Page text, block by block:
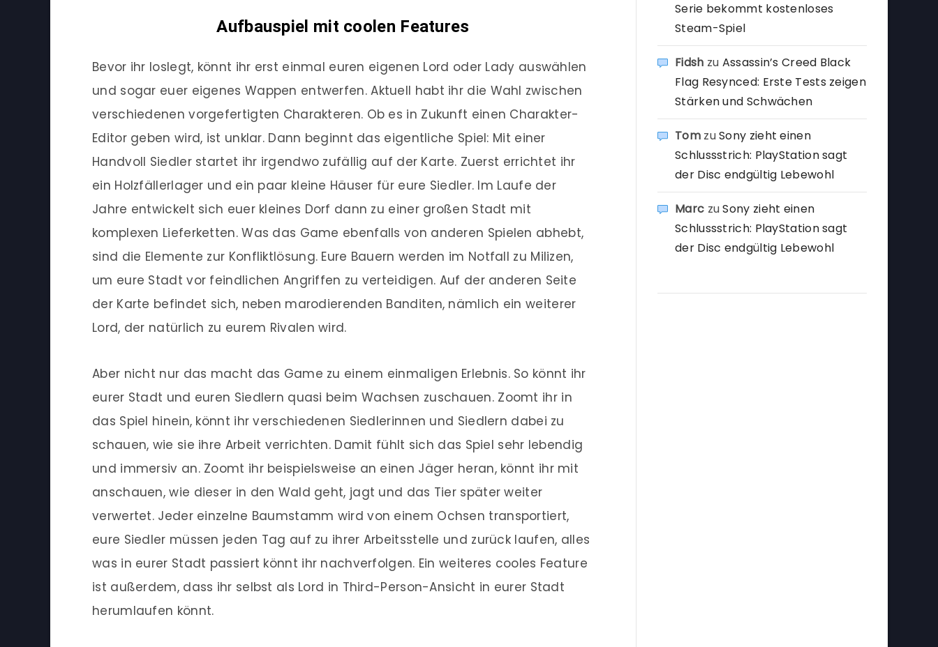
Aufbauspiel mit coolen Features
Bevor ihr loslegt, könnt ihr erst einmal euren eigenen Lord oder Lady auswählen
und sogar euer eigenes Wappen entwerfen. Aktuell habt ihr die Wahl zwischen
verschiedenen vorgefertigten Charakteren. Ob es in Zukunft einen Charakter-
Editor geben wird, ist unklar. Dann beginnt das eigentliche Spiel: Mit einer
Handvoll Siedler startet ihr irgendwo zufällig auf der Karte. Zuerst errichtet ihr
ein Holzfällerlager und ein paar kleine Häuser für eure Siedler. Im Laufe der
Jahre entwickelt sich euer kleines Dorf dann zu einer großen Stadt mit
komplexen Lieferketten. Was das Game ebenfalls von anderen Spielen abhebt,
sind die Elemente zur Konfliktlösung. Eure Bauern werden im Notfall zu Milizen,
um eure Stadt vor feindlichen Angriffen zu verteidigen. Auf der anderen Seite
der Karte befindet sich, neben marodierenden Banditen, nämlich ein weiterer
Lord, der natürlich zu eurem Rivalen wird.
Aber nicht nur das macht das Game zu einem einmaligen Erlebnis. So könnt ihr
eurer Stadt und euren Siedlern quasi beim Wachsen zuschauen. Zoomt ihr in
das Spiel hinein, könnt ihr verschiedenen Siedlerinnen und Siedlern dabei zu
schauen, wie sie ihre Arbeit verrichten. Damit fühlt sich das Spiel sehr lebendig
und immersiv an. Zoomt ihr beispielsweise an einen Jäger heran, könnt ihr mit
anschauen, wie dieser in den Wald geht, jagt und das Tier später weiter
verwertet. Jeder einzelne Baumstamm wird von einem Ochsen transportiert,
eure Siedler müssen jeden Tag auf zu ihrer Arbeitsstelle und zurück laufen, alles
was in eurer Stadt passiert könnt ihr nachverfolgen. Ein weiteres cooles Feature
ist außerdem, dass ihr selbst als Lord in Third-Person-Ansicht in eurer Stadt
herumlaufen könnt.
Serie bekommt kostenloses
Steam-Spiel
Fidsh zu Assassin’s Creed Black
Flag Resynced: Erste Tests zeigen
Stärken und Schwächen
TomzuSony zieht einen
Schlussstrich: PlayStation sagt
der Disc endgültig Lebewohl
Marc zuSony zieht einen
Schlussstrich: PlayStation sagt
der Disc endgültig Lebewohl